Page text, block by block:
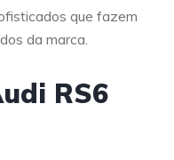
que fazem
da marca.
RS6